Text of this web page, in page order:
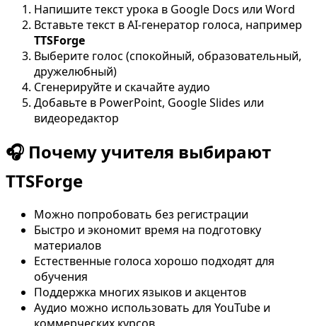
Напишите текст урока в Google Docs или Word
Вставьте текст в AI-генератор голоса, например
TTSForge
Выберите голос (спокойный, образовательный,
дружелюбный)
Сгенерируйте и скачайте аудио
Добавьте в PowerPoint, Google Slides или
видеоредактор
🎧 Почему учителя выбирают
TTSForge
Можно попробовать без регистрации
Быстро и экономит время на подготовку
материалов
Естественные голоса хорошо подходят для
обучения
Поддержка многих языков и акцентов
Аудио можно использовать для YouTube и
коммерческих курсов